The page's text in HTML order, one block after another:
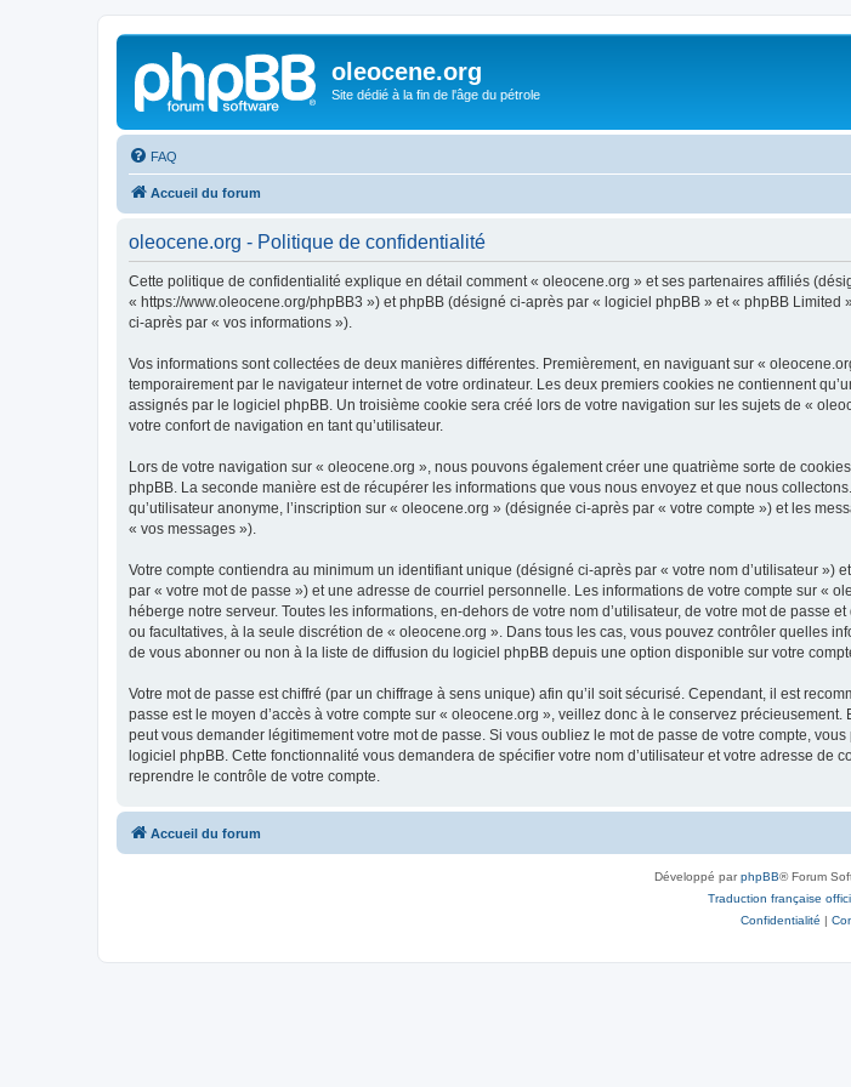
oleocene.org
Site dédié à la fin de l'âge du pétrole
FAQ
Accueil du forum
oleocene.org - Politique de confidentialité
Cette politique de confidentialité explique en détail comment « oleocene.org » et ses partenaires affiliés
« https://www.oleocene.org/phpBB3 ») et phpBB (désigné ci-après par « logiciel phpBB » et « phpBB
ci-après par « vos informations »).
Vos informations sont collectées de deux manières différentes. Premièrement, en naviguant sur «
temporairement par le navigateur internet de votre ordinateur. Les deux premiers cookies ne contiennent
assignés par le logiciel phpBB. Un troisième cookie sera créé lors de votre navigation sur les sujets de «
votre confort de navigation en tant qu’utilisateur.
Lors de votre navigation sur « oleocene.org », nous pouvons également créer une quatrième sorte de
phpBB. La seconde manière est de récupérer les informations que vous nous envoyez et que nous
qu’utilisateur anonyme, l’inscription sur « oleocene.org » (désignée ci-après par « votre compte ») et les
« vos messages »).
Votre compte contiendra au minimum un identifiant unique (désigné ci-après par « votre nom d’utilisateur
par « votre mot de passe ») et une adresse de courriel personnelle. Les informations de votre compte sur «
héberge notre serveur. Toutes les informations, en-dehors de votre nom d’utilisateur, de votre mot de
ou facultatives, à la seule discrétion de « oleocene.org ». Dans tous les cas, vous pouvez contrôler quelles
de vous abonner ou non à la liste de diffusion du logiciel phpBB depuis une option disponible sur votre
Votre mot de passe est chiffré (par un chiffrage à sens unique) afin qu’il soit sécurisé. Cependant, il est
passe est le moyen d’accès à votre compte sur « oleocene.org », veillez donc à le conservez
peut vous demander légitimement votre mot de passe. Si vous oubliez le mot de passe de votre compte,
logiciel phpBB. Cette fonctionnalité vous demandera de spécifier votre nom d’utilisateur et votre adresse
reprendre le contrôle de votre compte.
Accueil du forum
Développé parphpBB® Forum
Traduction française
Confidentialité |